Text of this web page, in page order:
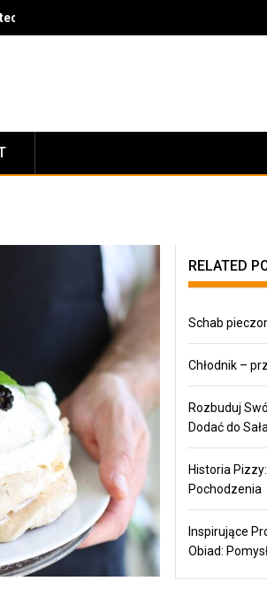
sposób na zrzucenie wagi
RELATED
Schab
Chłodnik –
Rozbuduj
Dodać do
Historia
Pochodzenia
Inspirujące
Obiad: